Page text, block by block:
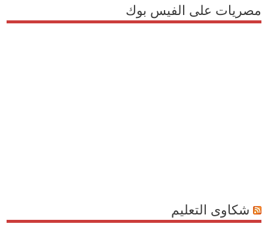
مصريات على الفيس بوك
شكاوى التعليم